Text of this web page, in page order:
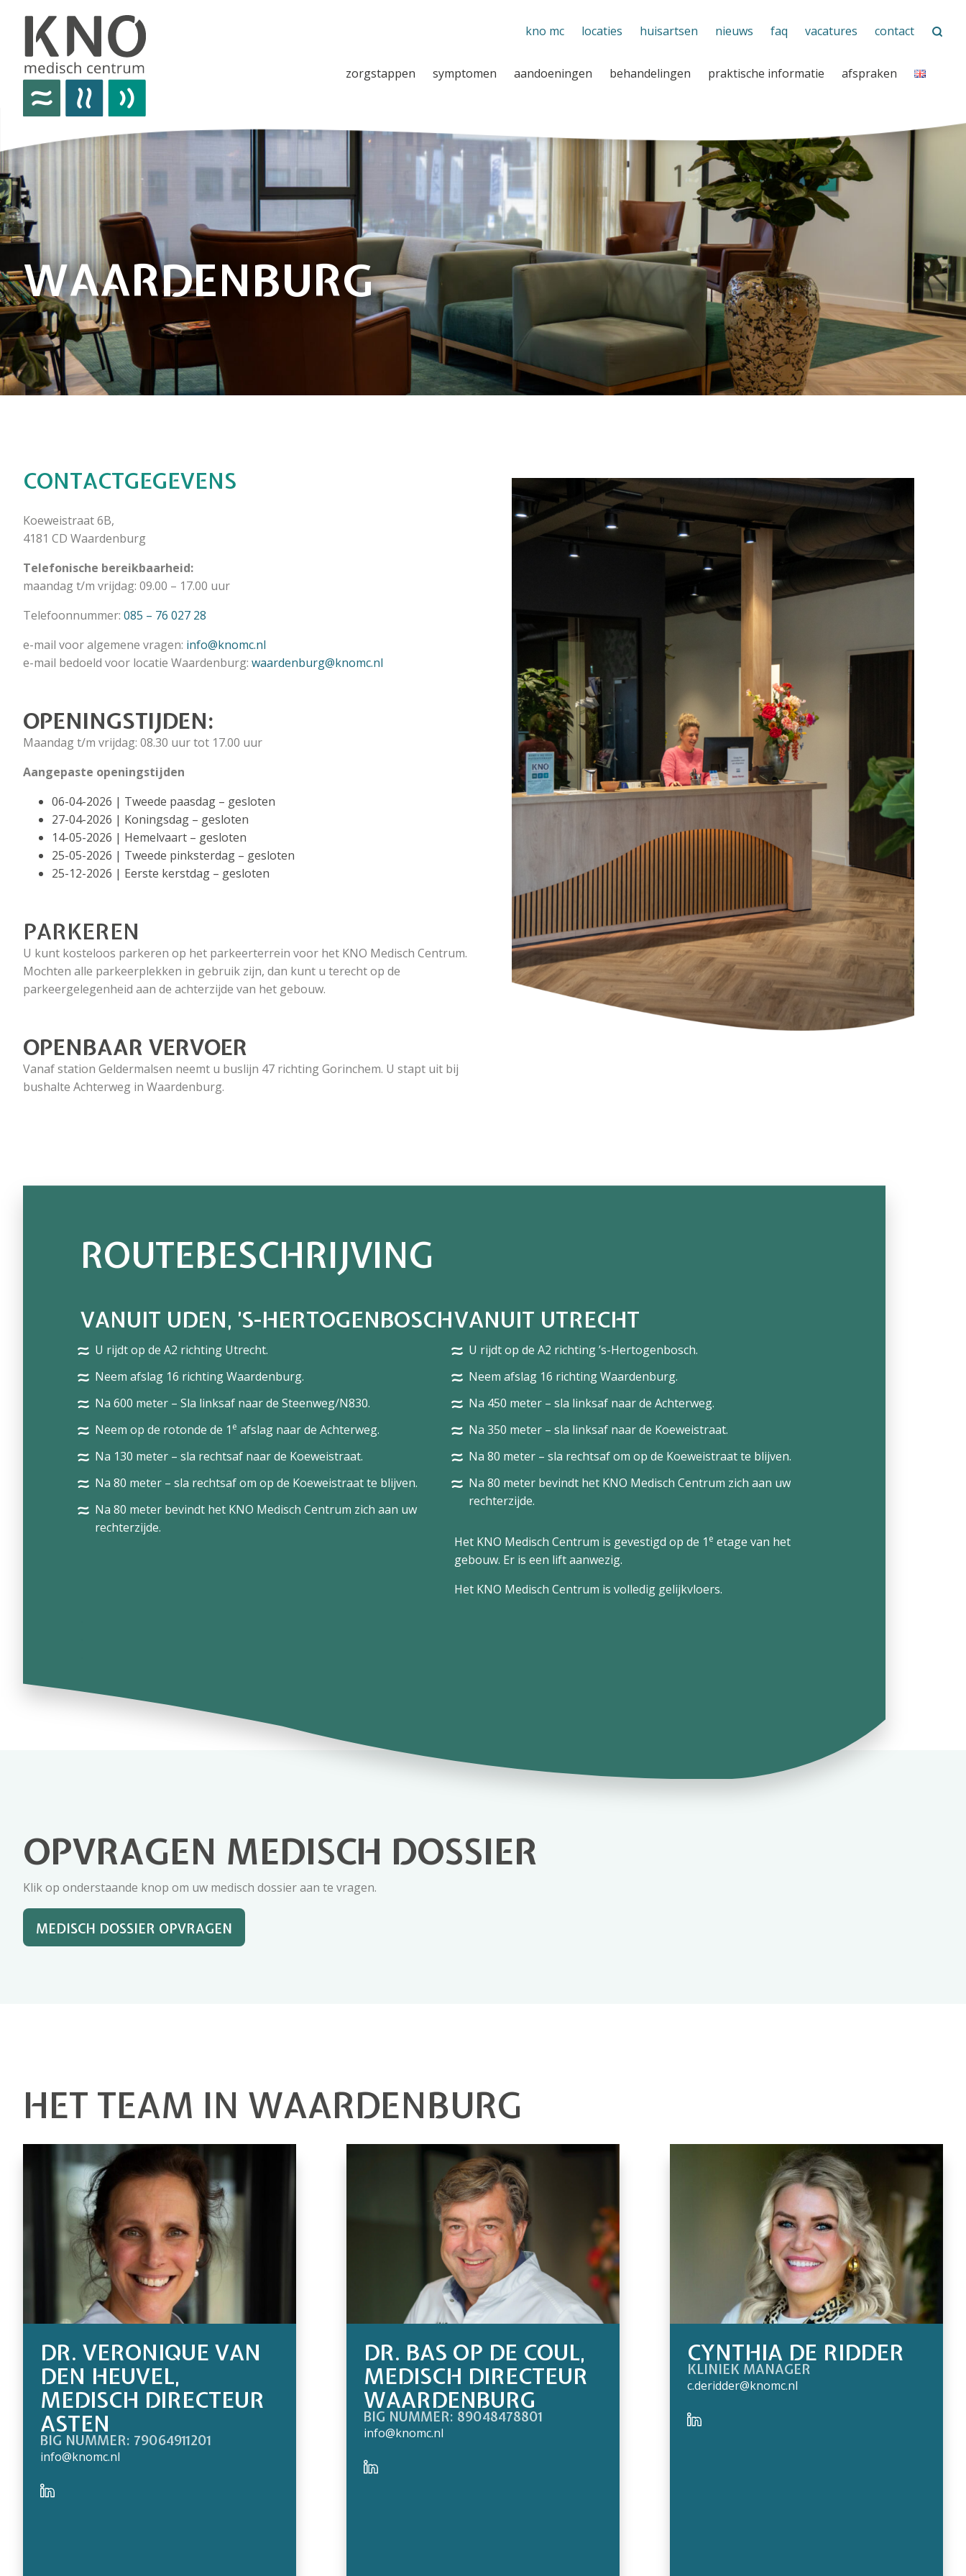
kno mc locaties huisartsen nieuws faq vacatures contact
zorgstappen symptomen aandoeningen behandelingen praktische informatie afspraken
vacatures
contact
WAARDENBURG
CONTACTGEGEVENS
Koeweistraat 6B,
4181 CD Waardenburg
Telefonische bereikbaarheid:
maandag t/m vrijdag: 09.00 – 17.00 uur
Telefoonnummer: 085 – 76 027 28
e-mail voor algemene vragen: info@knomc.nl
e-mail bedoeld voor locatie Waardenburg: waardenburg@knomc.nl
OPENINGSTIJDEN:
Maandag t/m vrijdag: 08.30 uur tot 17.00 uur
Aangepaste openingstijden
06-04-2026 | Tweede paasdag – gesloten
27-04-2026 | Koningsdag – gesloten
14-05-2026 | Hemelvaart – gesloten
25-05-2026 | Tweede pinksterdag – gesloten
25-12-2026 | Eerste kerstdag – gesloten
PARKEREN
U kunt kosteloos parkeren op het parkeerterrein voor het KNO Medisch Centrum.
Mochten alle parkeerplekken in gebruik zijn, dan kunt u terecht op de
parkeergelegenheid aan de achterzijde van het gebouw.
OPENBAAR VERVOER
Vanaf station Geldermalsen neemt u buslijn 47 richting Gorinchem. U stapt uit bij
bushalte Achterweg in Waardenburg.
ROUTEBESCHRIJVING
VANUIT UDEN, ’S-HERTOGENBOSCH
U rijdt op de A2 richting Utrecht.
Neem afslag 16 richting Waardenburg.
Na 600 meter – Sla linksaf naar de Steenweg/N830.
Neem op de rotonde de 1 e afslag naar de Achterweg.
Na 130 meter – sla rechtsaf naar de Koeweistraat.
Na 80 meter – sla rechtsaf om op de Koeweistraat te blijven.
Na 80 meter bevindt het KNO Medisch Centrum zich aan uw
rechterzijde.
VANUIT UTRECHT
U rijdt op de A2 richting ’s-Hertogenbosch.
Neem afslag 16 richting Waardenburg.
Na 450 meter – sla linksaf naar de Achterweg.
Na 350 meter – sla linksaf naar de Koeweistraat.
Na 80 meter – sla rechtsaf om op de Koeweistraat te blijven.
Na 80 meter bevindt het KNO Medisch Centrum zich aan uw
rechterzijde.
Het KNO Medisch Centrum is gevestigd op de 1 e etage van het
gebouw. Er is een lift aanwezig.
Het KNO Medisch Centrum is volledig gelijkvloers.
OPVRAGEN MEDISCH DOSSIER
Klik op onderstaande knop om uw medisch dossier aan te vragen.
MEDISCH DOSSIER OPVRAGEN
HET TEAM IN WAARDENBURG
DR. VERONIQUE VAN
DEN HEUVEL,
MEDISCH DIRECTEUR
ASTEN
BIG NUMMER: 79064911201
info@knomc.nl
DR. BAS OP DE COUL,
MEDISCH DIRECTEUR
WAARDENBURG
BIG NUMMER: 89048478801
info@knomc.nl
CYNTHIA DE RIDDER
KLINIEK MANAGER
c.deridder@knomc.nl